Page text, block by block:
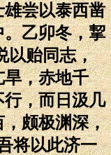
尝以泰西凿
乙卯冬，挈
以贻同志，
，赤地千
，而日汲几
颇极渊深，
将以此济一